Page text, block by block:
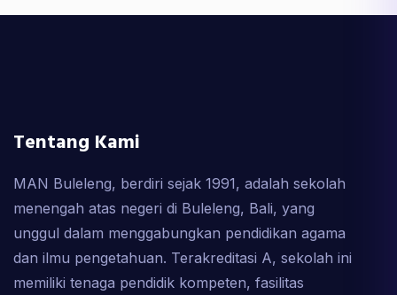
Tentang Kami
MAN Buleleng, berdiri sejak 1991, adalah sekolah
menengah atas negeri di Buleleng, Bali, yang
unggul dalam menggabungkan pendidikan agama
dan ilmu pengetahuan. Terakreditasi A, sekolah ini
memiliki tenaga pendidik kompeten, fasilitas